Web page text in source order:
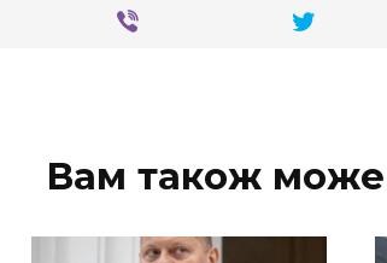
Вам також може